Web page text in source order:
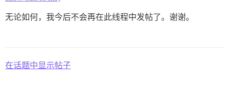
无论如何，我今后不会再在此线程中发帖了。谢谢。
在话题中显示帖子